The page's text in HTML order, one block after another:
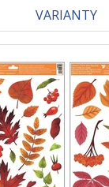
VARIANTY